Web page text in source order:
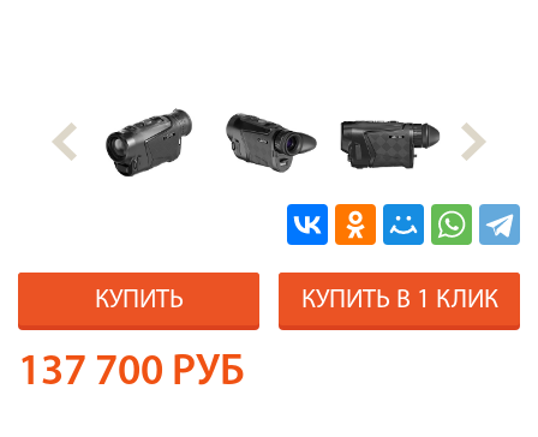
КУПИТЬ КУПИТЬ В 1 КЛИК
137 700 РУБ